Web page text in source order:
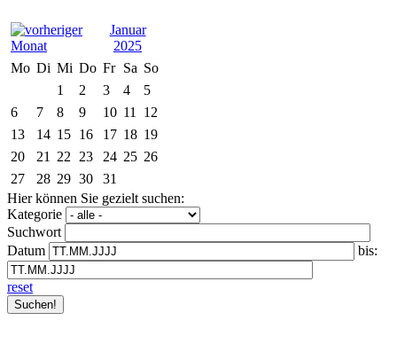
Januar
2025
Mo Di Mi Do Fr Sa So
1
2 3 4
5
6
7 8 9 10 11
12
13
14 15 16 17 18 19
20
21 22 23 24 25 26
27
28 29 30
31
Hier können Sie gezielt suchen:
Kategorie
Suchwort
Datum
bis:
reset